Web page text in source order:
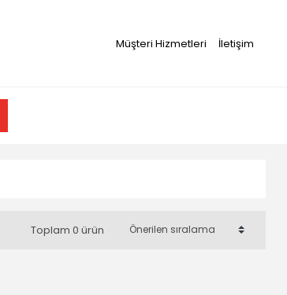
Müşteri Hizmetleri İletişim
Toplam 0 ürün